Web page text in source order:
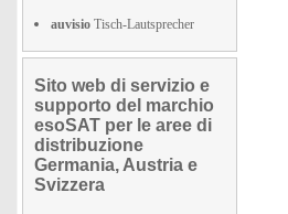
auvisio Tisch-Lautsprecher
Sito web di servizio e
supporto del marchio
esoSAT per le aree di
distribuzione
Germania, Austria e
Svizzera